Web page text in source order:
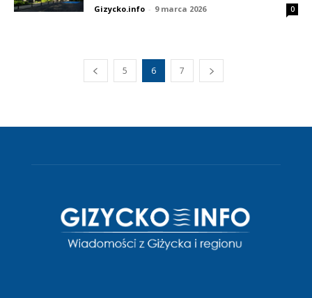
Gizycko.info - 9 marca 2026 0
5 6 7